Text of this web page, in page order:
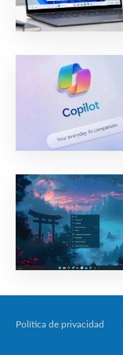
Política de privacidad